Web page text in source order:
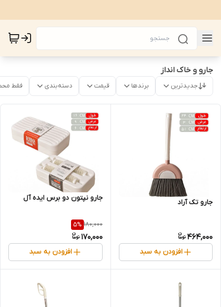
جارو و خاک انداز
جدیدترین برندها قیمت دسته‌بندی فقط
جارو تک آراد
464,000
افزودن به سبد
جارو نپتون دو برس ایده آل
180,000
5%
170,000
افزودن به سبد